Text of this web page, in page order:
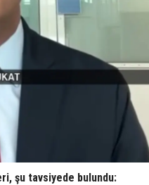
şu tavsiyede bulundu: